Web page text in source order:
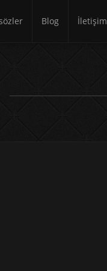
Blog İletişim